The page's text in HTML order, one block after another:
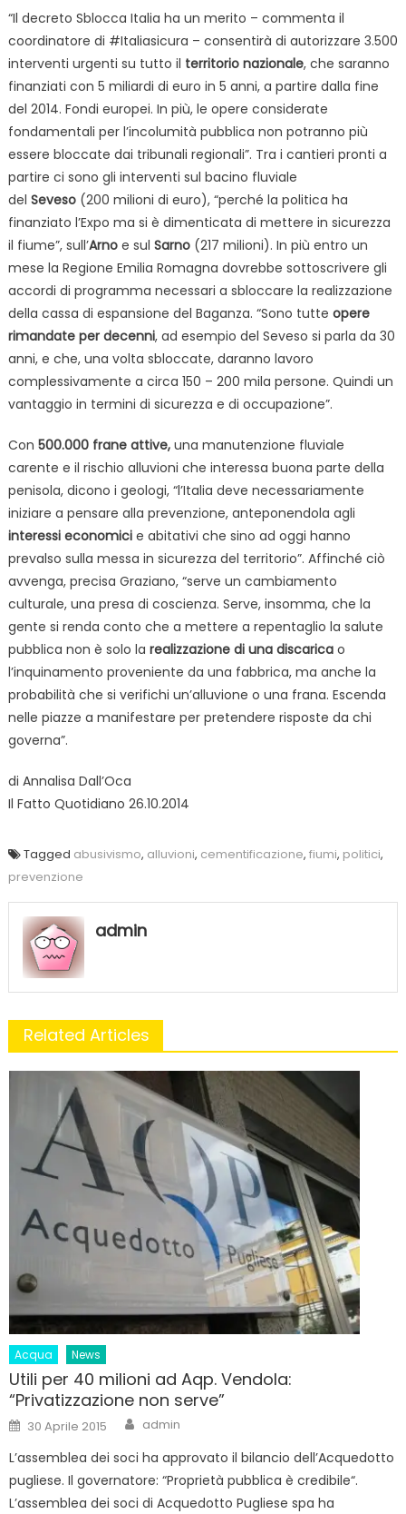
“Il decreto Sblocca Italia ha un merito – commenta il
coordinatore di #Italiasicura – consentirà di autorizzare 3.500
interventi urgenti su tutto il territorio nazionale, che saranno
finanziati con 5 miliardi di euro in 5 anni, a partire dalla fine
del 2014. Fondi europei. In più, le opere considerate
fondamentali per l’incolumità pubblica non potranno più
essere bloccate dai tribunali regionali”. Tra i cantieri pronti a
partire ci sono gli interventi sul bacino fluviale
del Seveso(200 milioni di euro), “perché la politica ha
finanziato l’Expo ma si è dimenticata di mettere in sicurezza
il fiume”, sull’Arno e sul Sarno(217 milioni). In più entro un
mese la Regione Emilia Romagna dovrebbe sottoscrivere gli
accordi di programma necessari a sbloccare la realizzazione
della cassa di espansione del Baganza. “Sono tutte opere
rimandate per decenni, ad esempio del Seveso si parla da 30
anni, e che, una volta sbloccate, daranno lavoro
complessivamente a circa 150 – 200 mila persone. Quindi un
vantaggio in termini di sicurezza e di occupazione”.
Con 500.000 frane attive,una manutenzione fluviale
carente e il rischio alluvioni che interessa buona parte della
penisola, dicono i geologi, “l’Italia deve necessariamente
iniziare a pensare alla prevenzione, anteponendola agli
interessi economicie abitativi che sino ad oggi hanno
prevalso sulla messa in sicurezza del territorio”. Affinché ciò
avvenga, precisa Graziano, “serve un cambiamento
culturale, una presa di coscienza. Serve, insomma, che la
gente si renda conto che a mettere a repentaglio la salute
pubblica non è solo la realizzazione di una discaricao
l’inquinamento proveniente da una fabbrica, ma anche la
probabilità che si verifichi un’alluvione o una frana. Escenda
nelle piazze a manifestare per pretendere risposte da chi
governa”.
di Annalisa Dall’Oca
Il Fatto Quotidiano 26.10.2014
Tagged abusivismo, alluvioni, cementificazione, fiumi, politici,
prevenzione
admin
Related Articles
Acqua News
Utili per 40 milioni ad Aqp. Vendola:
“Privatizzazione non serve”
Posted
on
30 Aprile 2015 Author
admin
L’assemblea dei soci ha approvato il bilancio dell’Acquedotto
pugliese. Il governatore: “Proprietà pubblica è credibile“.
L’assemblea dei soci di Acquedotto Pugliese spa ha